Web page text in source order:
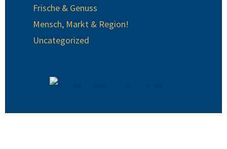
Frische & Genuss
Mensch, Markt & Region!
Uncategorized